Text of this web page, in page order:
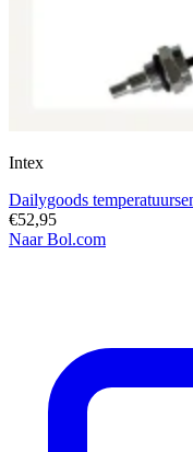
Intex
Dailygoods
€52,95
Naar Bol.com